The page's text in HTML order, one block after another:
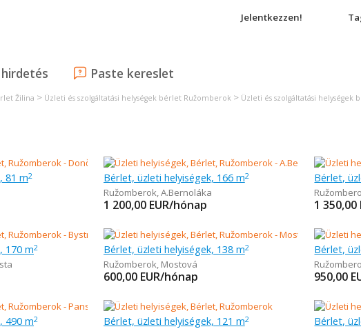
Jelentkezzen!
Paste kereslet
Žilina > Üzleti és szolgáltatási helységek bérlet Ružomberok > Üzleti és szolgáltatási helységek
81 m2 Bérlet, üzleti helyiségek, 166 m2
Ružomberok,A.Bernoláka
1 200,00 EUR/hónap
Bérlet,
1 350,00
170 m2 Bérlet, üzleti helyiségek, 138 m2
Ružomberok, Mostová
600,00 EUR/hónap
Bérlet,
950,00
490 m2 Bérlet, üzleti helyiségek, 121 m2 Bérlet,